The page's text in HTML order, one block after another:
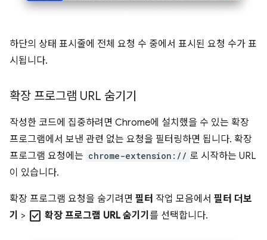
하단의 상태 표시줄에 전체 요청 수 중에서 표시된 요청 수가 표
시됩니다.
확장 프로그램 URL 숨기기
작성한 코드에 집중하려면 Chrome에 설치했을 수 있는 확장
프로그램에서 보낸 관련 없는 요청을 필터링하면 됩니다. 확장
프로그램 요청에는 chrome-extension:// 로 시작하는 URL
이 있습니다.
확장 프로그램 요청을 숨기려면 필터 작업 모음에서 필터 더보
기 > check_box 확장 프로그램 URL 숨기기 를 선택합니다.